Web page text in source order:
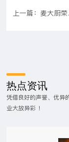
上一篇：
热点资讯
凭借良好的声誉、优异
业大放异彩 ！